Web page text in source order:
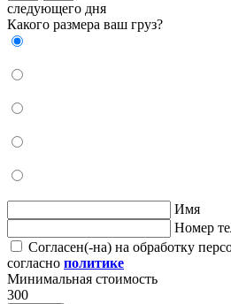
следующего дня
Какого размера ваш груз?
Имя
Номер
Согласен(-на) на обработку
согласно политике
Минимальная стоимость
300